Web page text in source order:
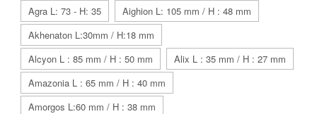
Agra L: 73 - H: 35
Aighion L: 105 mm / H : 48 mm
Akhenaton L:30mm / H:18 mm
Alcyon L : 85 mm / H : 50 mm
Alix L : 35 mm / H : 27 mm
Amazonia L : 65 mm / H : 40 mm
Amorgos L:60 mm / H : 38 mm